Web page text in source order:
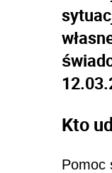
Kto
Pomoc